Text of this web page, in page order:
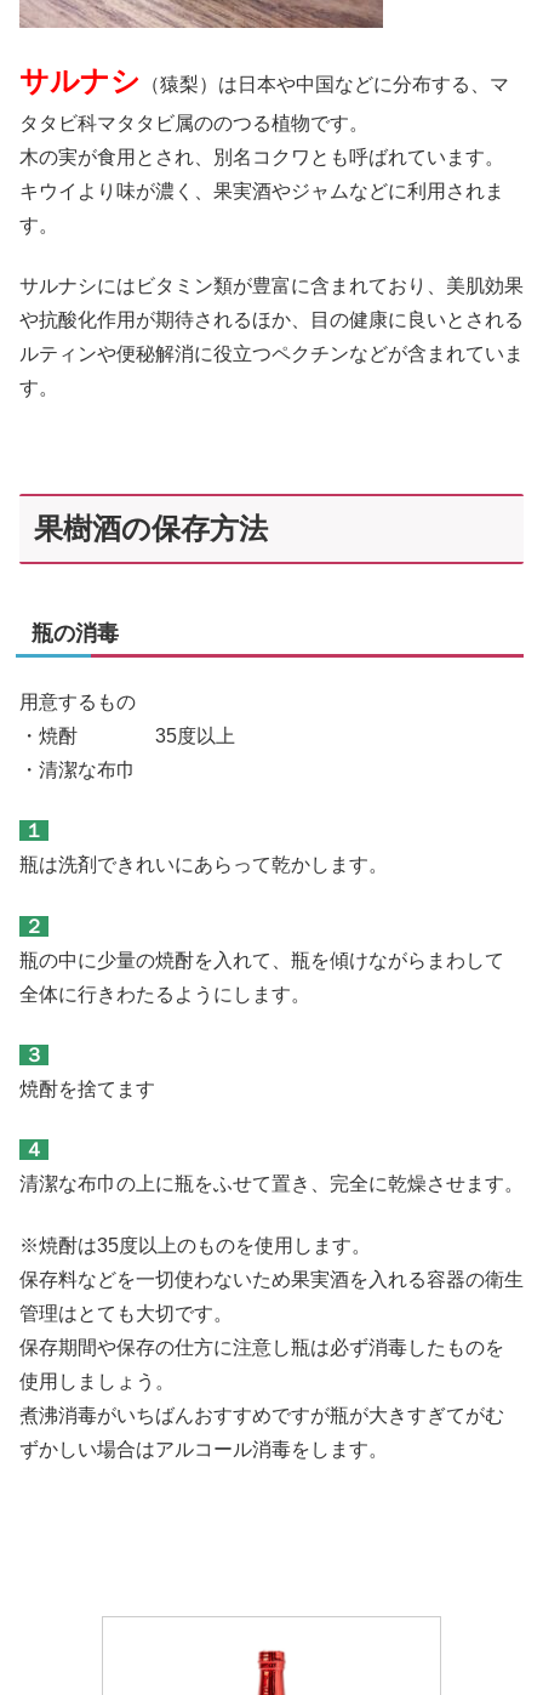
サルナシ （猿梨）は日本や中国などに分布する、マ
タタビ科マタタビ属ののつる植物です。
木の実が食用とされ、別名コクワとも呼ばれています。
キウイより味が濃く、果実酒やジャムなどに利用されま
す。
サルナシにはビタミン類が豊富に含まれており、美肌効果
や抗酸化作用が期待されるほか、目の健康に良いとされる
ルティンや便秘解消に役立つペクチンなどが含まれていま
す。
果樹酒の保存方法
瓶の消毒
用意するもの
・焼酎 35度以上
・清潔な布巾
１
瓶は洗剤できれいにあらって乾かします。
２
瓶の中に少量の焼酎を入れて、瓶を傾けながらまわして
全体に行きわたるようにします。
３
焼酎を捨てます
４
清潔な布巾の上に瓶をふせて置き、完全に乾燥させます。
※焼酎は35度以上のものを使用します。
保存料などを一切使わないため果実酒を入れる容器の衛生
管理はとても大切です。
保存期間や保存の仕方に注意し瓶は必ず消毒したものを
使用しましょう。
煮沸消毒がいちばんおすすめですが瓶が大きすぎてがむ
ずかしい場合はアルコール消毒をします。